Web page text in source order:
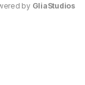
by GliaStudios